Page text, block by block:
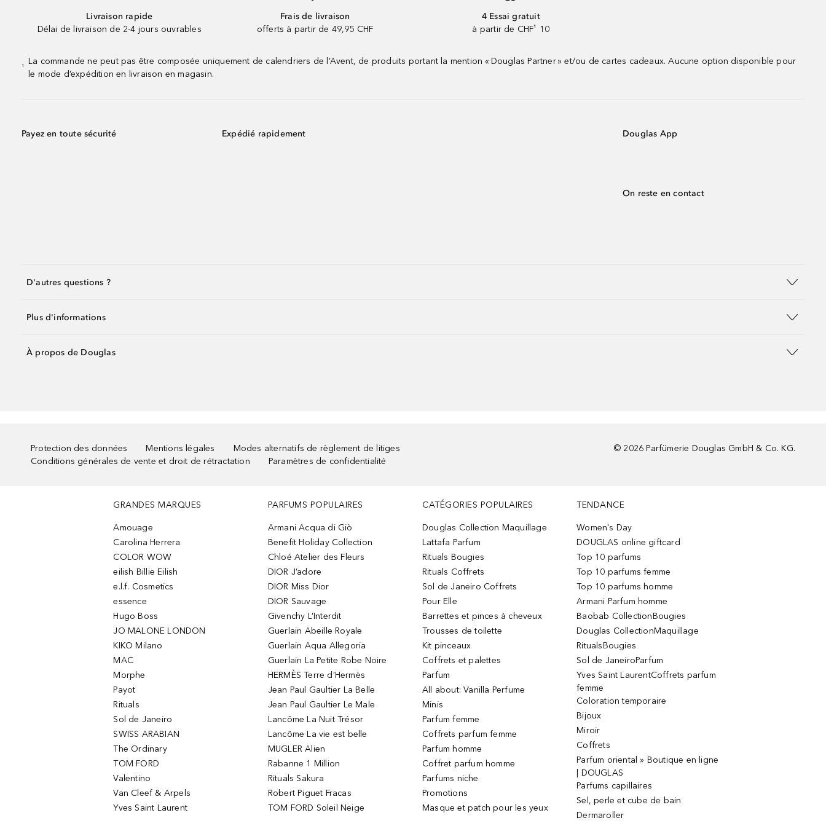
Livraison rapide
Délai de livraison de 2-4 jours ouvrables
Frais de livraison
offerts à partir de 49,95 CHF
4 Essai gratuit
à partir de CHF¹ 10
¹
La commande ne peut pas être composée uniquement de calendriers de l’Avent, de produits portant la mention « Douglas Partner » et/ou de cartes cadeaux. Aucune option disponible pour
le mode d’expédition en livraison en magasin.
Payez en toute sécurité Expédié rapidement Douglas App
On reste en contact
D'autres questions ?
Plus d'informations
À propos de Douglas
Protection des données Mentions légales
Modes alternatifs de règlement de litiges
Conditions générales de vente et droit de rétractation
Paramètres de confidentialité
© 2026 Parfümerie Douglas GmbH & Co. KG.
GRANDES MARQUES
Amouage
Carolina Herrera
COLOR WOW
eilish Billie Eilish
e.l.f. Cosmetics
essence
Hugo Boss
JO MALONE LONDON
KIKO Milano
MAC
Morphe
Payot
Rituals
Sol de Janeiro
SWISS ARABIAN
The Ordinary
TOM FORD
Valentino
Van Cleef & Arpels
Yves Saint Laurent
PARFUMS POPULAIRES
Armani Acqua di Giò
Benefit Holiday Collection
Chloé Atelier des Fleurs
DIOR J’adore
DIOR Miss Dior
DIOR Sauvage
Givenchy L’Interdit
Guerlain Abeille Royale
Guerlain Aqua Allegoria
Guerlain La Petite Robe Noire
HERMÈS Terre d’Hermès
Jean Paul Gaultier La Belle
Jean Paul Gaultier Le Male
Lancôme La Nuit Trésor
Lancôme La vie est belle
MUGLER Alien
Rabanne 1 Million
Rituals Sakura
Robert Piguet Fracas
TOM FORD Soleil Neige
CATÉGORIES POPULAIRES
Douglas Collection Maquillage
Lattafa Parfum
Rituals Bougies
Rituals Coffrets
Sol de Janeiro Coffrets
Pour Elle
Barrettes et pinces à cheveux
Trousses de toilette
Kit pinceaux
Coffrets et palettes
Parfum
All about: Vanilla Perfume
Minis
Parfum femme
Coffrets parfum femme
Parfum homme
Coffret parfum homme
Parfums niche
Promotions
Masque et patch pour les yeux
TENDANCE
Women's Day
DOUGLAS online giftcard
Top 10 parfums
Top 10 parfums femme
Top 10 parfums homme
Armani Parfum homme
Baobab CollectionBougies
Douglas CollectionMaquillage
RitualsBougies
Sol de JaneiroParfum
Yves Saint LaurentCoffrets parfum
femme
Coloration temporaire
Bijoux
Miroir
Coffrets
Parfum oriental » Boutique en ligne
| DOUGLAS
Parfums capillaires
Sel, perle et cube de bain
Dermaroller